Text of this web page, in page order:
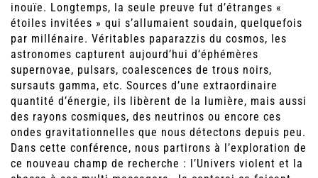
inouïe. Longtemps, la seule preuve fut d’étranges «
étoiles invitées » qui s’allumaient soudain, quelquefois
par millénaire. Véritables paparazzis du cosmos, les
astronomes capturent aujourd’hui d’éphémères
supernovae, pulsars, coalescences de trous noirs,
sursauts gamma, etc. Sources d’une extraordinaire
quantité d’énergie, ils libèrent de la lumière, mais aussi
des rayons cosmiques, des neutrinos ou encore ces
ondes gravitationnelles que nous détectons depuis peu.
Dans cette conférence, nous partirons à l’exploration de
ce nouveau champ de recherche : l’Univers violent et la